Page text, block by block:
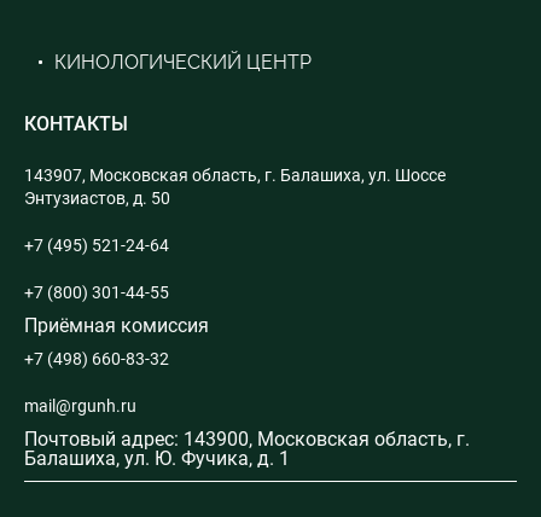
КИНОЛОГИЧЕСКИЙ ЦЕНТР
КОНТАКТЫ
143907, Московская область, г. Балашиха, ул. Шоссе
Энтузиастов, д. 50
+7 (495) 521-24-64
+7 (800) 301-44-55
Приёмная комиссия
+7 (498) 660-83-32
mail@rgunh.ru
Почтовый адрес: 143900, Московская область, г.
Балашиха, ул. Ю. Фучика, д. 1